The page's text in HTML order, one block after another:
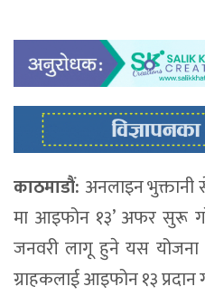
काठमाडौं: अनलाइन भुक्तानी
मा आइफोन १३’ अफर सुरू
जनवरी लागू हुने यस योजना
ग्राहकलाई आइफोन १३